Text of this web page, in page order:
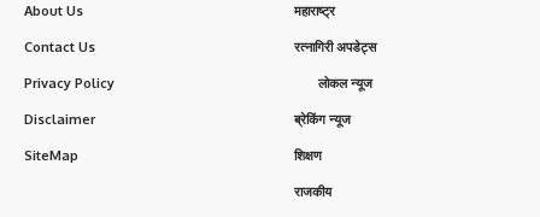
About Us
Contact Us
Privacy Policy
Disclaimer
SiteMap
महाराष्ट्र
रत्नागिरी अपडेट्स
लोकल न्यूज
ब्रेकिंग न्यूज
शिक्षण
राजकीय